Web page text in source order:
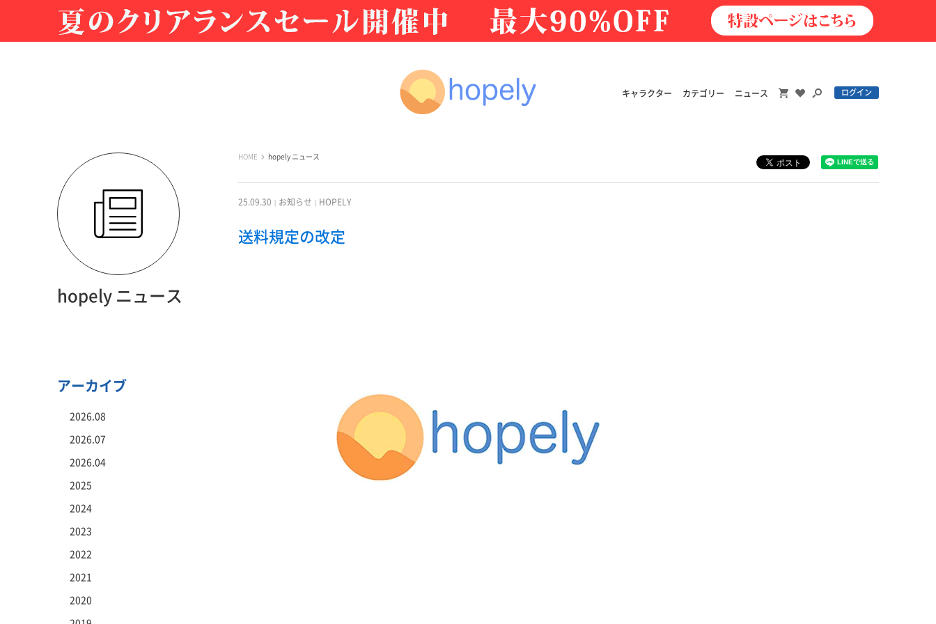
キャラクター カテゴリー ニュース ログイン
HOME hopely ニュース
25.09.30 お知らせ HOPELY
送料規定の改定
hopely ニュース
アーカイブ
2026.08
2026.07
2026.04
2025
2024
2023
2022
2021
2020